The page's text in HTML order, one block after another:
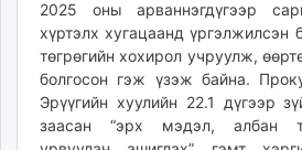
assa.mn
toim.mn
tac.mn
paparazzi.mn
2025 оны арваннэгдүгээр
хүртэлх хугацаанд үргэлжилсэн
төгрөгийн хохирол учруулж,
болгосон гэж үзэж байна.
Эрүүгийн хуулийн 22.1 дүгээр
заасан “эрх мэдэл, албан